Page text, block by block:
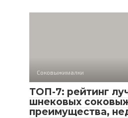
Соковыжималки
ТОП-7: рейтинг
шнековых
преимущества,